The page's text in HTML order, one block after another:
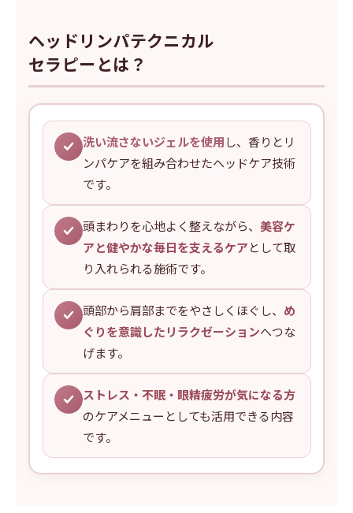
ヘッドリンパテクニカル
セラピーとは？
洗い流さないジェルを使用し、香りとリ
ンパケアを組み合わせたヘッドケア技術
です。
頭まわりを心地よく整えながら、 美容ケ
アと健やかな毎日を支えるケアとして取
り入れられる施術です。
頭部から肩部までをやさしくほぐし、 め
ぐりを意識したリラクゼーションへつな
げます。
ストレス・不眠・眼精疲労が気になる方
のケアメニューとしても活用できる内容
です。